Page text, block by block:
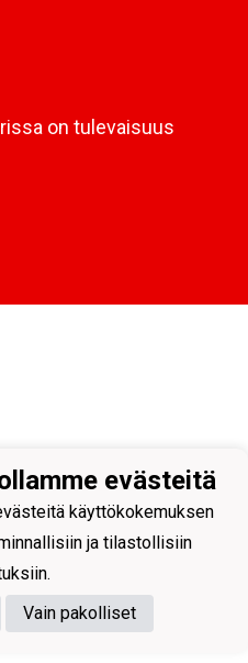
on tulevaisuus
evästeitä
käyttökokemuksen
ja tilastollisiin
Vain pakolliset